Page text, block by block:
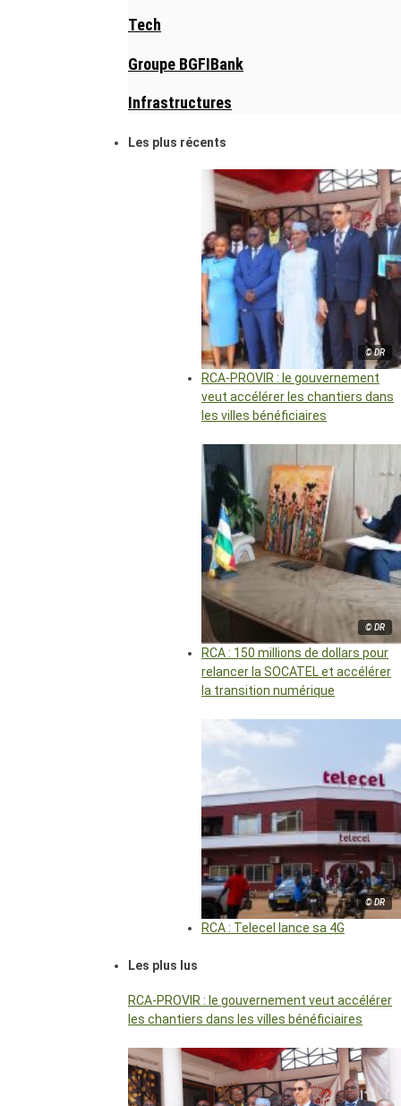
Tech
Groupe BGFIBank
Infrastructures
Les plus récents
© DR
RCA-PROVIR : le gouvernement
veut accélérer les chantiers dans
les villes bénéficiaires
© DR
RCA : 150 millions de dollars pour
relancer la SOCATEL et accélérer
la transition numérique
© DR
RCA : Telecel lance sa 4G
Les plus lus
RCA-PROVIR : le gouvernement veut accélérer
les chantiers dans les villes bénéficiaires